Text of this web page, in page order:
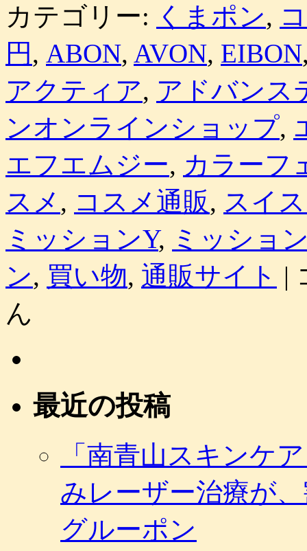
カテゴリー: くまポン,
円 , ABON, AVON, EIBON
アクティア, アドバンス
ンオンラインショップ,
エフエムジー, カラーフ
スメ , コスメ通販, スイ
ミッションY, ミッショ
ン, 買い物, 通販サイト |
円
の
買
ん
最近の投稿
「南青山スキンケ
みレーザー治療が
グルーポン